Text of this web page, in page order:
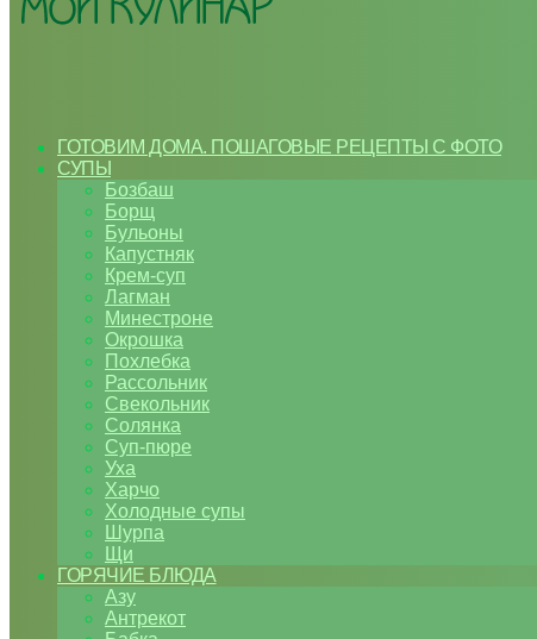
ГОТОВИМ ДОМА. ПОШАГОВЫЕ РЕЦЕПТЫ С ФОТО
СУПЫ
Бозбаш
Борщ
Бульоны
Капустняк
Крем-суп
Лагман
Минестроне
Окрошка
Похлебка
Рассольник
Свекольник
Солянка
Суп-пюре
Уха
Харчо
Холодные супы
Шурпа
Щи
ГОРЯЧИЕ БЛЮДА
Азу
Антрекот